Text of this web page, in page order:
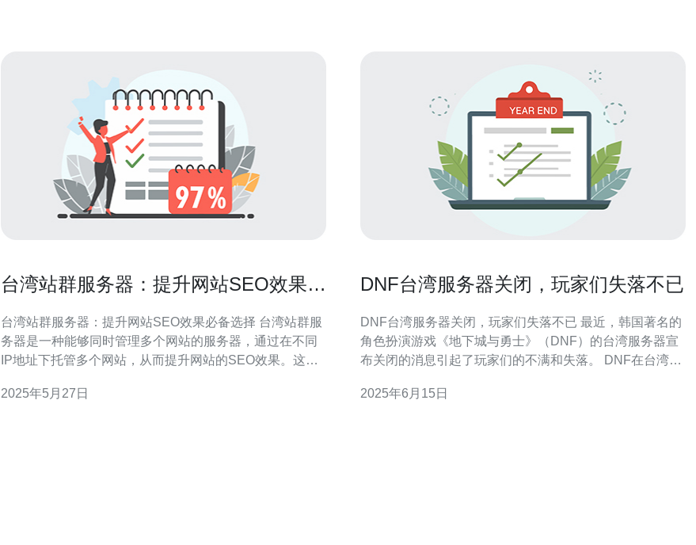
台湾站群服务器：提升网站SEO效果必
台湾站群服务器：提升网站SEO效果必备选择 台湾站群服
务器是一种能够同时管理多个网站的服务器，通过在不同
IP地址下托管多个网站，从而提升网站的SEO效果。这种
站在搜索引擎中的排名。 1. 提升SEO效果：通过将多个网
2025年5月27日
DNF台湾服务器关闭，玩家们失落不已
DNF台湾服务器关闭，玩家们失落不已 最近，韩国著名的
角色扮演游戏《地下城与勇士》（DNF）的台湾服务器宣
布关闭的消息引起了玩家们的不满和失落。 DNF在台湾拥
间和精力。然而，随着台湾服务器的关闭，这些玩家将失
2025年6月15日